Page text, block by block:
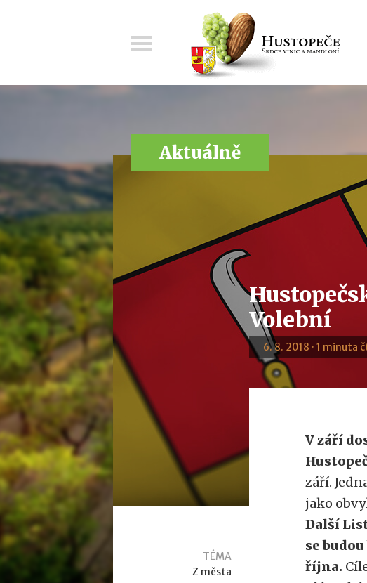
Aktuálně
Volební
6. 8. 2018 · 1 minuta
TÉMA
Z města
V září
září.
jako
Další
se
října.